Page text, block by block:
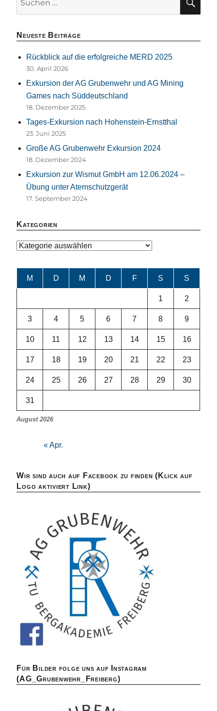
Neueste Beiträge
Rückblick auf die erfolgreiche MERD 2025
30. April 2026
Exkursion der AG Grubenwehr und AG Mining
Games nach Süddeutschland
18. Dezember 2025
Tages-Exkursion nach Hohenstein-Ernstthal
23. Juni 2025
Große AG Grubenwehr Exkursion 2024
18. Dezember 2024
Exkursion zur Wismut GmbH am 12.06.2024 –
Übung unter Atemschutzgerät
17. September 2024
Kategorien
Kategorien
August 2026
M D M D F S S
1 2
3 4 5 6 7 8 9
10 11 12 13 14 15 16
17 18 19 20 21 22 23
24 25 26 27 28 29 30
31
« Apr.
Wir sind auch auf Facebook zu finden (Klick auf
Logo aktiviert Link)
Für Bilder folge uns auf Instagram
(AG_Grubenwehr_Freiberg)